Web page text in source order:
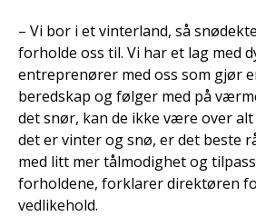
– Vi bor i et vinterland, så
forholde oss til. Vi har et lag med
entreprenører med oss som gjør
beredskap og følger med på
det snør, kan de ikke være over
det er vinter og snø, er det beste
med litt mer tålmodighet og
forholdene, forklarer direktøren
vedlikehold.